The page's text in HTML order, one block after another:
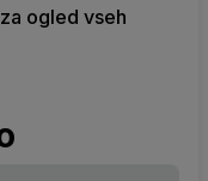
ogled vseh